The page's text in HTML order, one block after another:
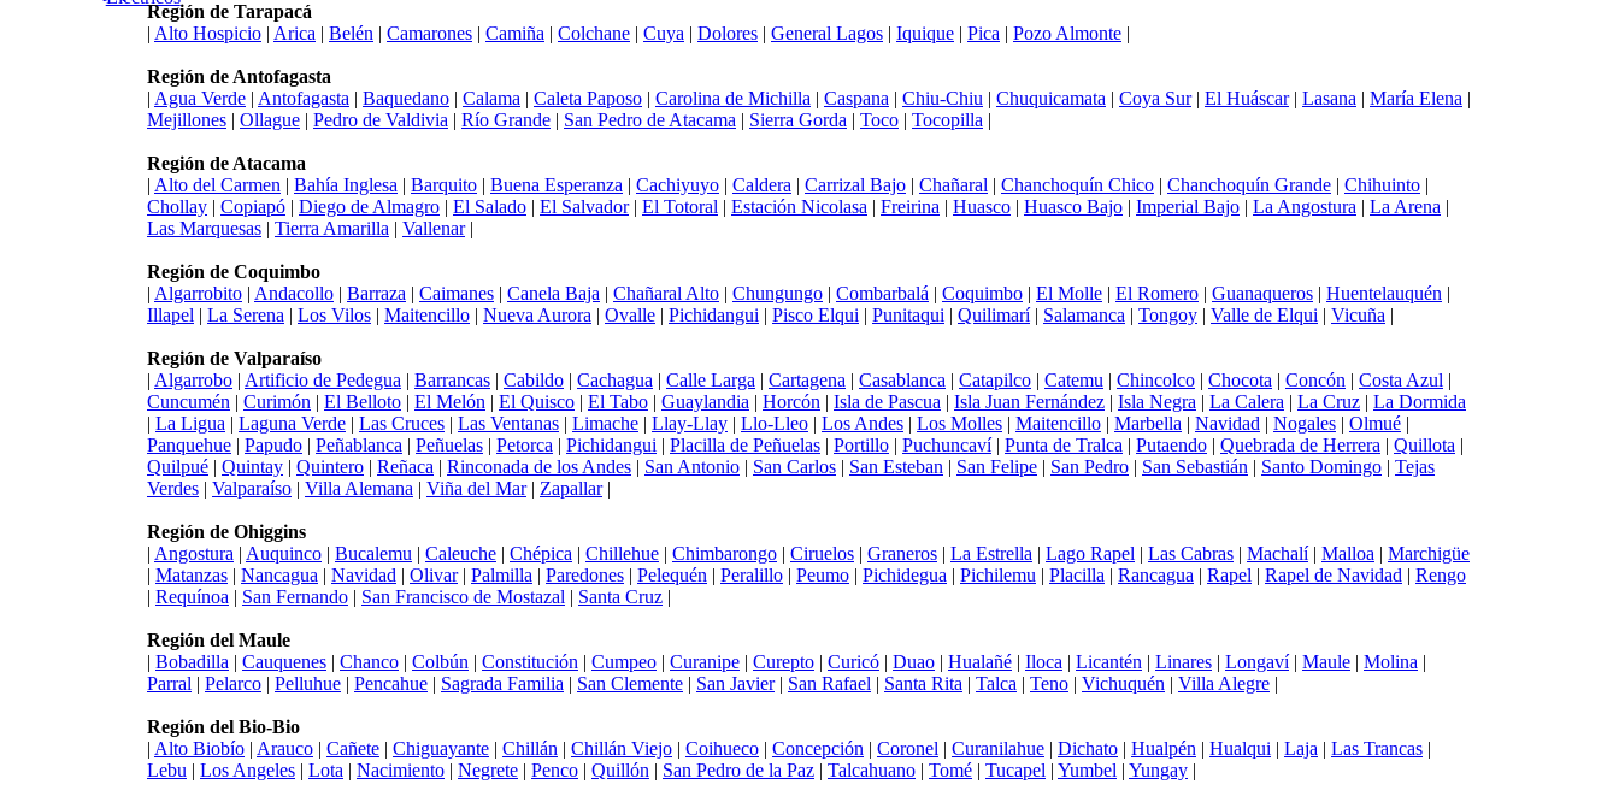
Región de Tarapacá
| Alto Hospicio | Arica | Belén | Camarones | Camiña | Colchane | Cuya | Dolores | General Lagos | Iquique | Pica | Pozo Almonte |
Región de Antofagasta
| Agua Verde | Antofagasta | Baquedano | Calama | Caleta Paposo | Carolina de Michilla | Caspana | Chiu-Chiu | Chuquicamata | Coya Sur| El Huáscar| Lasana | María Elena |
Mejillones | Ollague | Pedro de Valdivia | Río Grande | San Pedro de Atacama | Sierra Gorda | Toco | Tocopilla |
Región de Atacama
| Alto del Carmen | Bahía Inglesa | Barquito | Buena Esperanza | Cachiyuyo | Caldera | Carrizal Bajo | Chañaral | Chanchoquín Chico | Chanchoquín Grande | Chihuinto |
Chollay | Copiapó | Diego de Almagro | El Salado | El Salvador| El Totoral | Estación Nicolasa | Freirina | Huasco | Huasco Bajo | Imperial Bajo | La Angostura | La Arena |
Las Marquesas | Tierra Amarilla | Vallenar|
Región de Coquimbo
| Algarrobito | Andacollo | Barraza | Caimanes | Canela Baja | Chañaral Alto | Chungungo | Combarbalá | Coquimbo | El Molle | El Romero | Guanaqueros | Huentelauquén |
Illapel | La Serena | Los Vilos | Maitencillo | Nueva Aurora | Ovalle | Pichidangui | Pisco Elqui | Punitaqui | Quilimarí| Salamanca | Tongoy | Valle de Elqui | Vicuña |
Región de Valparaíso
| Algarrobo | Artificio de Pedegua | Barrancas | Cabildo | Cachagua | Calle Larga | Cartagena | Casablanca | Catapilco | Catemu | Chincolco | Chocota | Concón | Costa Azul |
Cuncumén | Curimón | El Belloto | El Melón | El Quisco | El Tabo | Guaylandia | Horcón | Isla de Pascua | Isla Juan Fernández | Isla Negra | La Calera | La Cruz | La Dormida
| La Ligua | Laguna Verde | Las Cruces | Las Ventanas | Limache | Llay-Llay | Llo-Lleo | Los Andes | Los Molles | Maitencillo | Marbella | Navidad | Nogales | Olmué |
Panquehue | Papudo | Peñablanca | Peñuelas | Petorca | Pichidangui | Placilla de Peñuelas | Portillo | Puchuncaví| Punta de Tralca | Putaendo | Quebrada de Herrera | Quillota |
Quilpué | Quintay | Quintero | Reñaca | Rinconada de los Andes | San Antonio | San Carlos | San Esteban | San Felipe | San Pedro | San Sebastián | Santo Domingo | Tejas
Verdes | Valparaíso | Villa Alemana | Viña del Mar| Zapallar|
Región de Ohiggins
| Angostura | Auquinco | Bucalemu | Caleuche | Chépica | Chillehue | Chimbarongo | Ciruelos | Graneros | La Estrella | Lago Rapel | Las Cabras | Machalí| Malloa | Marchigüe
| Matanzas | Nancagua | Navidad | Olivar| Palmilla | Paredones | Pelequén | Peralillo | Peumo | Pichidegua | Pichilemu | Placilla | Rancagua | Rapel | Rapel de Navidad | Rengo
| Requínoa | San Fernando | San Francisco de Mostazal | Santa Cruz |
Región del Maule
| Bobadilla | Cauquenes | Chanco | Colbún | Constitución | Cumpeo | Curanipe | Curepto | Curicó | Duao | Hualañé | Iloca | Licantén | Linares | Longaví| Maule | Molina |
Parral | Pelarco | Pelluhue | Pencahue | Sagrada Familia | San Clemente | San Javier| San Rafael | Santa Rita | Talca | Teno | Vichuquén | Villa Alegre |
Región del Bio-Bio
| Alto Biobío | Arauco | Cañete | Chiguayante | Chillán | Chillán Viejo | Coihueco | Concepción | Coronel | Curanilahue | Dichato | Hualpén | Hualqui | Laja | Las Trancas |
Lebu | Los Angeles | Lota | Nacimiento | Negrete | Penco | Quillón | San Pedro de la Paz | Talcahuano | Tomé | Tucapel | Yumbel | Yungay |